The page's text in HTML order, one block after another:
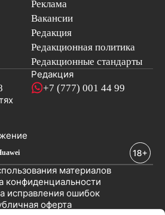
Реклама
Вакансии
Редакция
Редакционная политика
Редакционные стандарты
Редакция
+7 (777) 001 44 99
новостей
оферта
исправления ошибок
конфиденциальности
материалов